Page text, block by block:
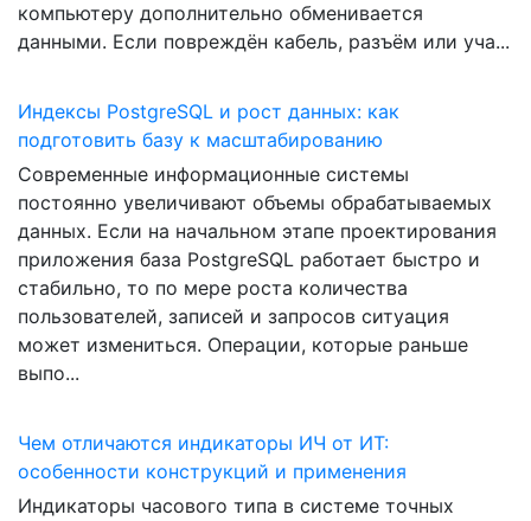
компьютеру дополнительно обменивается
данными. Если повреждён кабель, разъём или уча...
Индексы PostgreSQL и рост данных: как
подготовить базу к масштабированию
Современные информационные системы
постоянно увеличивают объемы обрабатываемых
данных. Если на начальном этапе проектирования
приложения база PostgreSQL работает быстро и
стабильно, то по мере роста количества
пользователей, записей и запросов ситуация
может измениться. Операции, которые раньше
выпо...
Чем отличаются индикаторы ИЧ от ИТ:
особенности конструкций и применения
Индикаторы часового типа в системе точных